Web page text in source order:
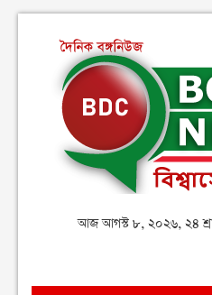
আজ আগস্ট ৮, ২০২৬, ২৪